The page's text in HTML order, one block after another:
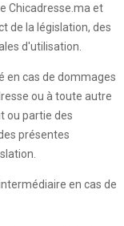
Chicadresse.ma et
de la législation, des
d'utilisation.
en cas de dommages
ou à toute autre
ou partie des
présentes
en cas de